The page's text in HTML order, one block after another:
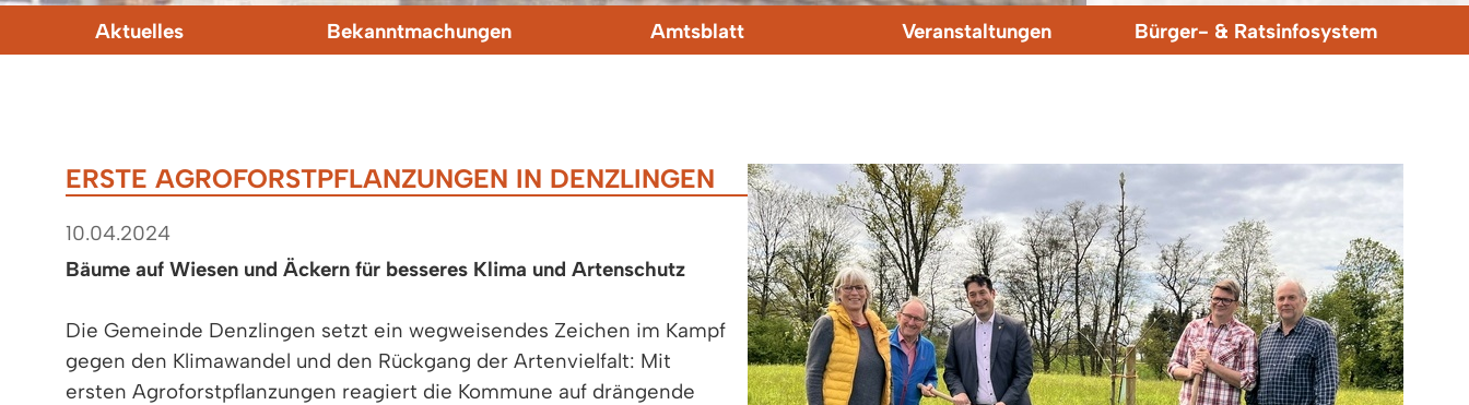
Aktuelles Bekanntmachungen Amtsblatt Veranstaltungen Bürger- & Ratsinfosystem
ERSTE AGROFORSTPFLANZUNGEN IN DENZLINGEN
10.04.2024
Bäume auf Wiesen und Äckern für besseres Klima und Artenschutz
Die Gemeinde Denzlingen setzt ein wegweisendes Zeichen im Kampf
gegen den Klimawandel und den Rückgang der Artenvielfalt: Mit
ersten Agroforstpflanzungen reagiert die Kommune auf drängende